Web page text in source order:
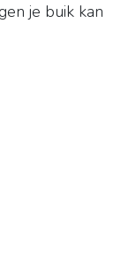
je buik kan